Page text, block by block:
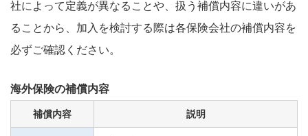
社によって定義が異なることや、扱う補償内容に違いがあ
ることから、加入を検討する際は各保険会社の補償内容を
必ずご確認ください。
海外保険の補償内容
補償内容 説明